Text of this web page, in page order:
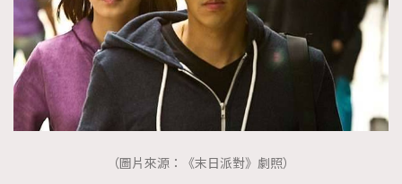
（圖片來源：《末日派對》劇照）